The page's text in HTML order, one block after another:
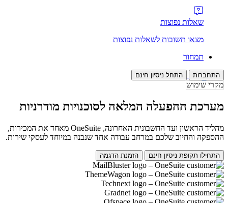
שאלות נפוצות
מצאו תשובות לשאלות נפוצות
תמחור
התחברות התחל ניסיון חינם
מקרי שימוש
מערכת ההפעלה המלאה לסוכנויות מודרניות
מהליד הראשון ועד החשבונית האחרונה, OneSuite מאחד את המכירות,
ההספקה והחיוב שלכם במרחב עבודה אחד שנבנה במיוחד לעסקי שירות.
התחילו תקופת ניסיון חינם הזמנת הדגמה